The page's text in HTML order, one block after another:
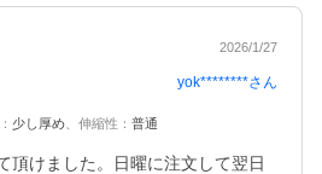
2026/1/27
yok********さん
： 少し厚め 伸縮性 ： 普通
頂けました。日曜に注文して翌日